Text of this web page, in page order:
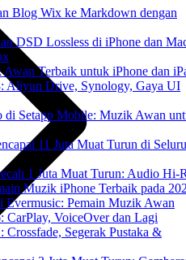
Blog Wix ke Markdown dengan
DSD Lossless di iPhone dan
Terbaik untuk iPhone dan
Aliyun Drive, Synology, Gaya UI
di Setapp Mobile: Muzik Awan
11 Juta Muat Turun di
1 Juta Muat Turun: Audio Hi-
Muzik iPhone Terbaik pada
Evermusic: Pemain Muzik Awan
CarPlay, VoiceOver dan Lagi
Crossfade, Segerak Pustaka &